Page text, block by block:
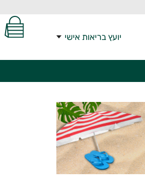
יועץ בריאות אישי